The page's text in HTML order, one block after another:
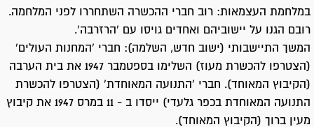
במלחמת העצמאות: רוב חברי ההכשרה השתחררו לפני המלחמה.
רובם הגנו על יישוביהם ואחדים גויסו עם 'הרזרבה'.
המשך התיישבותי (ישוב חדש, השלמה): חברי 'המחנות העולים'
(הצטרפו להכשרת מעוז) השלימו בספטמבר 1947 את בית הערבה
(הקיבוץ המאוחד). חברי 'התנועה המאוחדת' (הצטרפו להכשרת
התנועה המאוחדת בכפר גלעדי) ייסדו ב - 11 במרס 1947 את קיבוץ
מעין ברוך (הקיבוץ המאוחד).